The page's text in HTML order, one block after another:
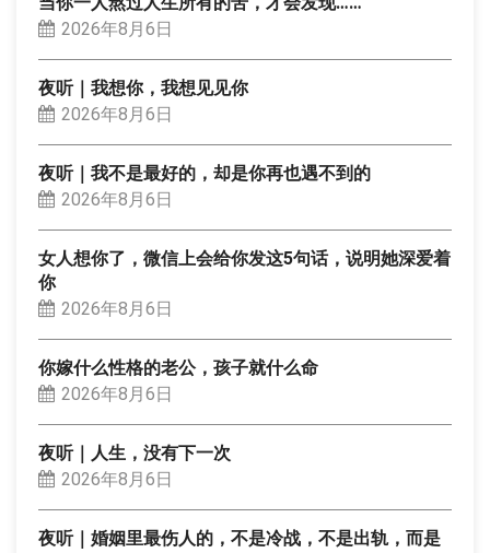
2026年8月6日
夜听｜我想你，我想见见你
2026年8月6日
夜听｜我不是最好的，却是你再也遇不到的
2026年8月6日
女人想你了，微信上会给你发这5句话，说明她深爱着
你
2026年8月6日
你嫁什么性格的老公，孩子就什么命
2026年8月6日
夜听｜人生，没有下一次
2026年8月6日
夜听｜婚姻里最伤人的，不是冷战，不是出轨，而是